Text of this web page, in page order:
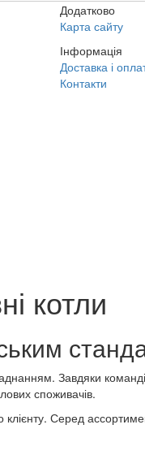
Додатково
Карта сайту
Інформація
Доставка і
Контакти
котли
Завдяки
споживачів.
Серед